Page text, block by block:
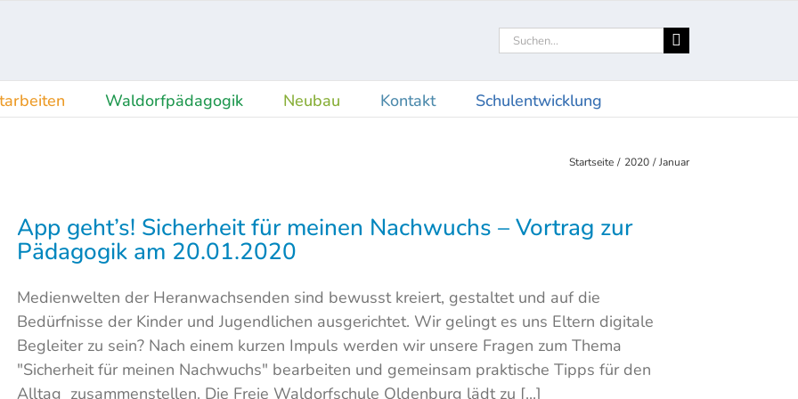
Suche
Waldorfpädagogik Neubau Kontakt Schulentwicklung
Startseite 2020 Januar
App geht’s! Sicherheit für meinen Nachwuchs – Vortrag zur
Pädagogik am 20.01.2020
Medienwelten der Heranwachsenden sind bewusst kreiert, gestaltet und auf die
Bedürfnisse der Kinder und Jugendlichen ausgerichtet. Wir gelingt es uns Eltern digitale
Begleiter zu sein? Nach einem kurzen Impuls werden wir unsere Fragen zum Thema
"Sicherheit für meinen Nachwuchs" bearbeiten und gemeinsam praktische Tipps für den
Alltag zusammenstellen. Die Freie Waldorfschule Oldenburg lädt zu [...]